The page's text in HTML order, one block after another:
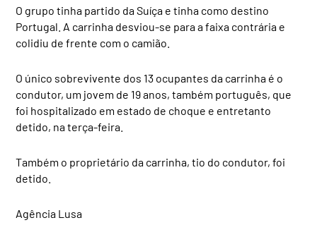
O grupo tinha partido da Suíça e tinha como destino
Portugal. A carrinha desviou-se para a faixa contrária e
colidiu de frente com o camião.
O único sobrevivente dos 13 ocupantes da carrinha é o
condutor, um jovem de 19 anos, também português, que
foi hospitalizado em estado de choque e entretanto
detido, na terça-feira.
Também o proprietário da carrinha, tio do condutor, foi
detido.
Agência Lusa